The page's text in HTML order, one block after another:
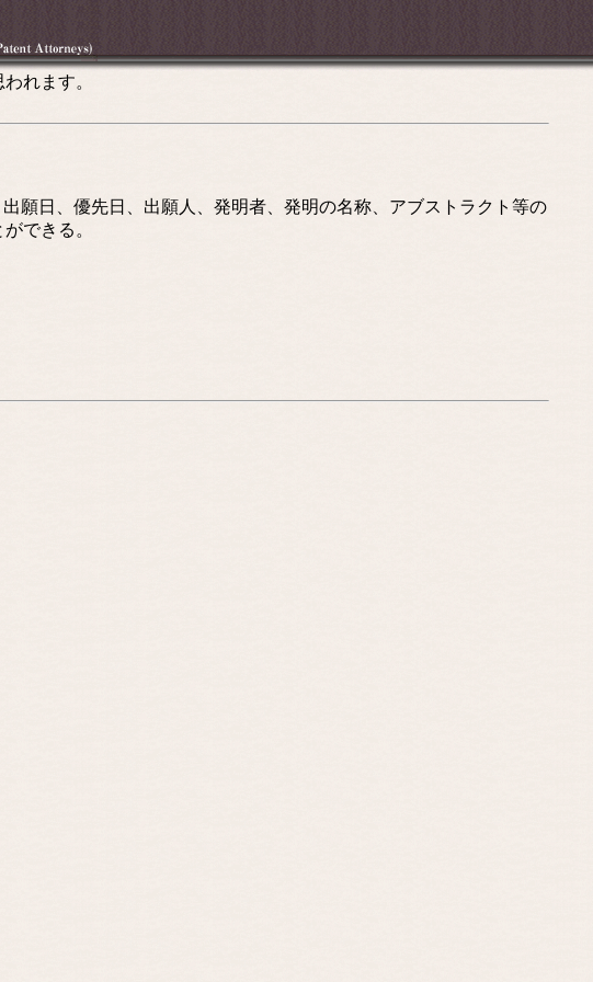
れます。
願日、優先日、出願人、発明者、発明の名称、アブストラクト等の
できる。